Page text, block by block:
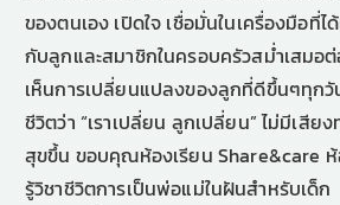
ของตนเอง เปิดใจ เชื่อมั่นในเครื่องมือที่ไ
กับลูกและสมาชิกในครอบครัวสม่ำเสมอต่
เห็นการเปลี่ยนแปลงของลูกที่ดีขึ้นๆทุกวั
ชีวิตว่า “เราเปลี่ยน ลูกเปลี่ยน” ไม่มีเสีย
สุขขึ้น ขอบคุณห้องเรียน Share&care ห้
รู้วิชาชีวิตการเป็นพ่อแม่ในฝันสำหรับเด็ก